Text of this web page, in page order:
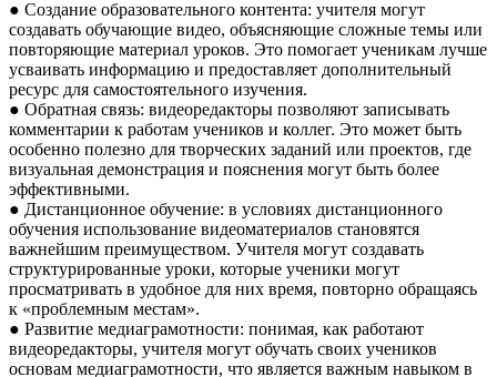
● Создание образовательного контента: учителя могут
создавать обучающие видео, объясняющие сложные темы или
повторяющие материал уроков. Это помогает ученикам лучше
усваивать информацию и предоставляет дополнительный
ресурс для самостоятельного изучения.
● Обратная связь: видеоредакторы позволяют записывать
комментарии к работам учеников и коллег. Это может быть
особенно полезно для творческих заданий или проектов, где
визуальная демонстрация и пояснения могут быть более
эффективными.
● Дистанционное обучение: в условиях дистанционного
обучения использование видеоматериалов становятся
важнейшим преимуществом. Учителя могут создавать
структурированные уроки, которые ученики могут
просматривать в удобное для них время, повторно обращаясь
к «проблемным местам».
● Развитие медиаграмотности: понимая, как работают
видеоредакторы, учителя могут обучать своих учеников
основам медиаграмотности, что является важным навыком в